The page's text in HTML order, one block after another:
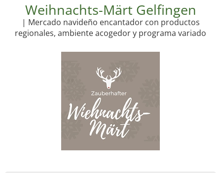
Weihnachts-Märt Gelfingen
| Mercado navideño encantador con productos
regionales, ambiente acogedor y programa variado
Sectores de proveedor de servicios